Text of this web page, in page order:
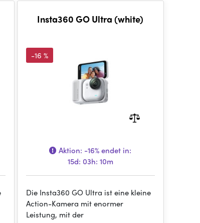
Insta360 GO Ultra (white)
-16 %
Aktion: -16%endet in:
15d: 03h: 10m
Die Insta360 GO Ultra ist eine kleine
Action-Kamera mit enormer
Leistung, mit der